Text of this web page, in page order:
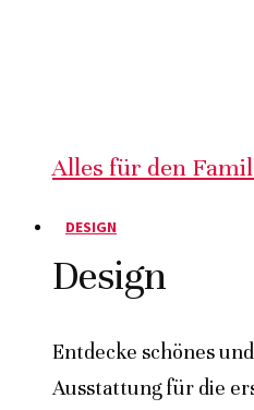
Alles für den
DESIGN
Design
Entdecke schönes
Ausstattung für die